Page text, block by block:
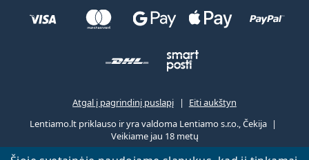
Atgal į pagrindinį puslapį
Eiti aukštyn
Lentiamo.lt priklauso ir yra valdoma Lentiamo s.r.o., Čekija
Veikiame jau 18 metų